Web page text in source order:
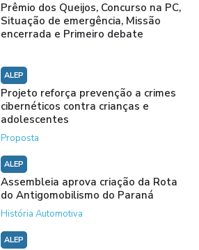
Prêmio dos Queijos, Concurso na PC,
Situação de emergência, Missão
encerrada e Primeiro debate
ALEP
Projeto reforça prevenção a crimes
cibernéticos contra crianças e
adolescentes
Proposta
ALEP
Assembleia aprova criação da Rota
do Antigomobilismo do Paraná
História Automotiva
ALEP